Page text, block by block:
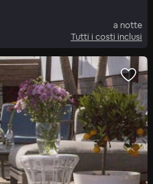
a notte
Tutti i costi inclusi